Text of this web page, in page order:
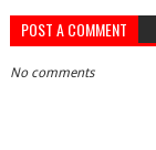
POST A COMMENT
No comments